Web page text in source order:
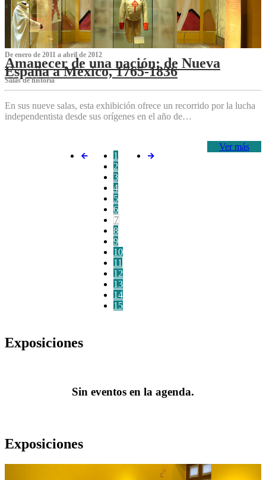
De enero de 2011 a abril de 2012
Amanecer de una nación: de Nueva
España a México, 1765-1836
Salas de historia
En sus nueve salas, esta exhibición ofrece un recorrido por la lucha
independentista desde sus orígenes en el año de…
Ver más
1
2
3
4
5
6
7
8
9
10
11
12
13
14
15
Exposiciones
Sin eventos en la agenda.
Exposiciones